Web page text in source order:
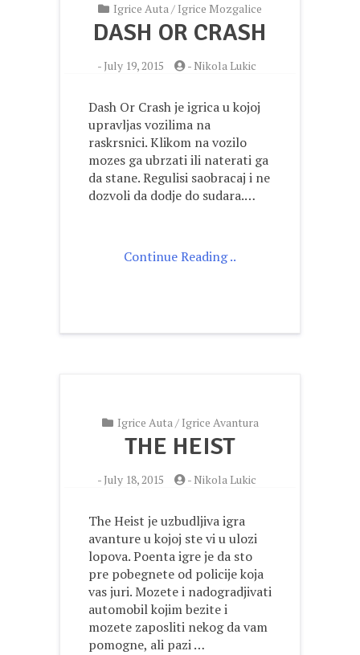
Igrice Auta/ Igrice Mozgalice
DASH OR CRASH
- July 19, 2015 -Nikola Lukic
Dash Or Crash je igrica u kojoj
upravljas vozilima na
raskrsnici. Klikom na vozilo
mozes ga ubrzati ili naterati ga
da stane. Regulisi saobracaj i ne
dozvoli da dodje do sudara.…
Continue Reading ..
Igrice Auta/ Igrice Avantura
THE HEIST
- July 18, 2015 -Nikola Lukic
The Heist je uzbudljiva igra
avanture u kojoj ste vi u ulozi
lopova. Poenta igre je da sto
pre pobegnete od policije koja
vas juri. Mozete i nadogradjivati
automobil kojim bezite i
mozete zaposliti nekog da vam
pomogne, ali pazi …